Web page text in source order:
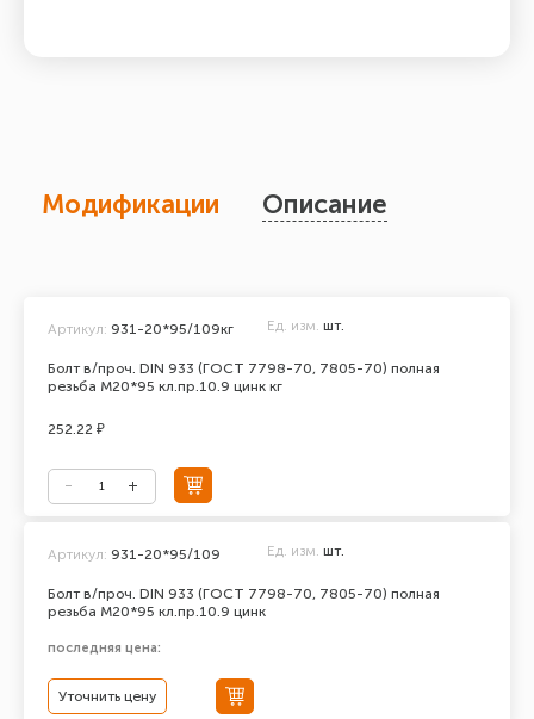
Модификации Описание
Болт в/проч. DIN 933 (ГОСТ 7798-70, 7805-70) полная
резьба М20*95 кл.пр.10.9 цинк кг
Артикул: 931-20*95/109кг Ед. изм. шт.
252.22 ₽
Болт в/проч. DIN 933 (ГОСТ 7798-70, 7805-70) полная
резьба М20*95 кл.пр.10.9 цинк
Артикул: 931-20*95/109 Ед. изм. шт.
последняя цена:
Уточнить цену